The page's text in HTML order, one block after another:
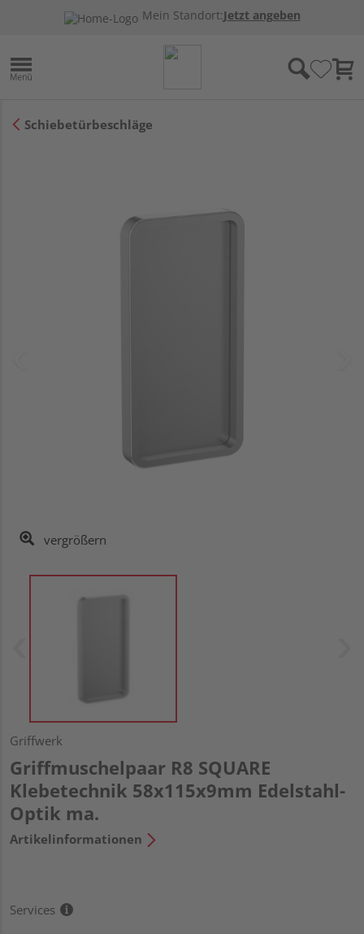
Mein Standort:Jetzt angeben
Schiebetürbeschläge
vergrößern
Griffwerk
Griffmuschelpaar R8 SQUARE
Klebetechnik 58x115x9mm Edelstahl-
Optik ma.
Artikelinformationen
Services